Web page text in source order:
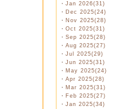
・ Jan 2026(31)
・ Dec 2025(24)
・ Nov 2025(28)
・ Oct 2025(31)
・ Sep 2025(28)
・ Aug 2025(27)
・ Jul 2025(29)
・ Jun 2025(31)
・ May 2025(24)
・ Apr 2025(28)
・ Mar 2025(31)
・ Feb 2025(27)
・ Jan 2025(34)